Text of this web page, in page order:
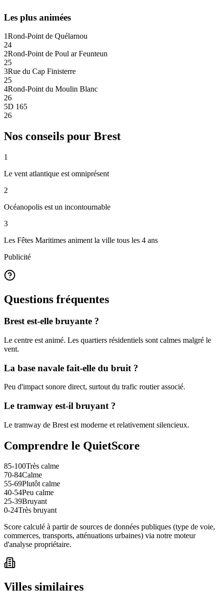
Les plus animées
1Rond-Point de Quélarnou
24
2Rond-Point de Poul ar Feunteun
25
3Rue du Cap Finisterre
25
4Rond-Point du Moulin Blanc
26
5D 165
26
Nos conseils pour Brest
1
Le vent atlantique est omniprésent
2
Océanopolis est un incontournable
3
Les Fêtes Maritimes animent la ville tous les 4 ans
Publicité
Questions fréquentes
Brest est-elle bruyante ?
Le centre est animé. Les quartiers résidentiels sont calmes malgré le
vent.
La base navale fait-elle du bruit ?
Peu d'impact sonore direct, surtout du trafic routier associé.
Le tramway est-il bruyant ?
Le tramway de Brest est moderne et relativement silencieux.
Comprendre le QuietScore
85-100Très calme
70-84Calme
55-69Plutôt calme
40-54Peu calme
25-39Bruyant
0-24Très bruyant
Score calculé à partir de sources de données publiques (type de voie,
commerces, transports, atténuations urbaines) via notre moteur
d'analyse propriétaire.
Villes similaires